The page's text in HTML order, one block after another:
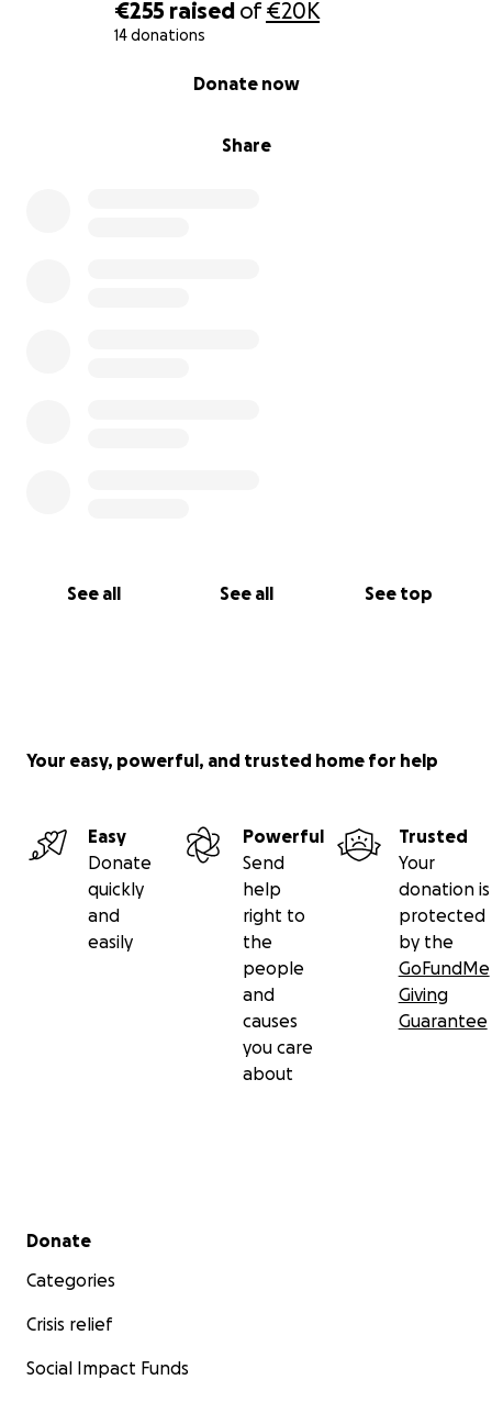
€255 raised of€20K
14 donations
Share
Donate now
See all See all See top
Your easy, powerful, and trusted home for help
Easy
Donate
quickly
and
easily
Powerful
Send
help
right to
the
people
and
causes
you care
about
Trusted
Your
donation is
protected
by the
GoFundMe
Giving
Guarantee
Secondary menu
Donate
Categories
Crisis relief
Social Impact Funds